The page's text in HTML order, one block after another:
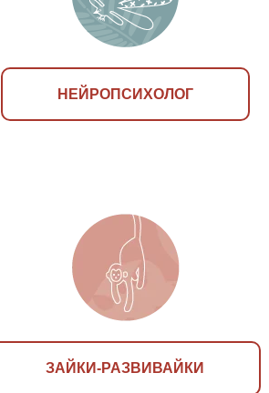
НЕЙРОПСИХОЛОГ
ЗАЙКИ-РАЗВИВАЙКИ